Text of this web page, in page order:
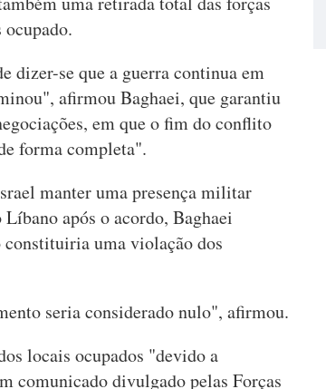
dizer-se que a guerra continua em
afirmou Baghaei, que garantiu
em que o fim do conflito
forma completa".
manter uma presença militar
após o acordo, Baghaei
constituiria uma violação dos
seria considerado nulo", afirmou.
locais ocupados "devido a
comunicado divulgado pelas Forças